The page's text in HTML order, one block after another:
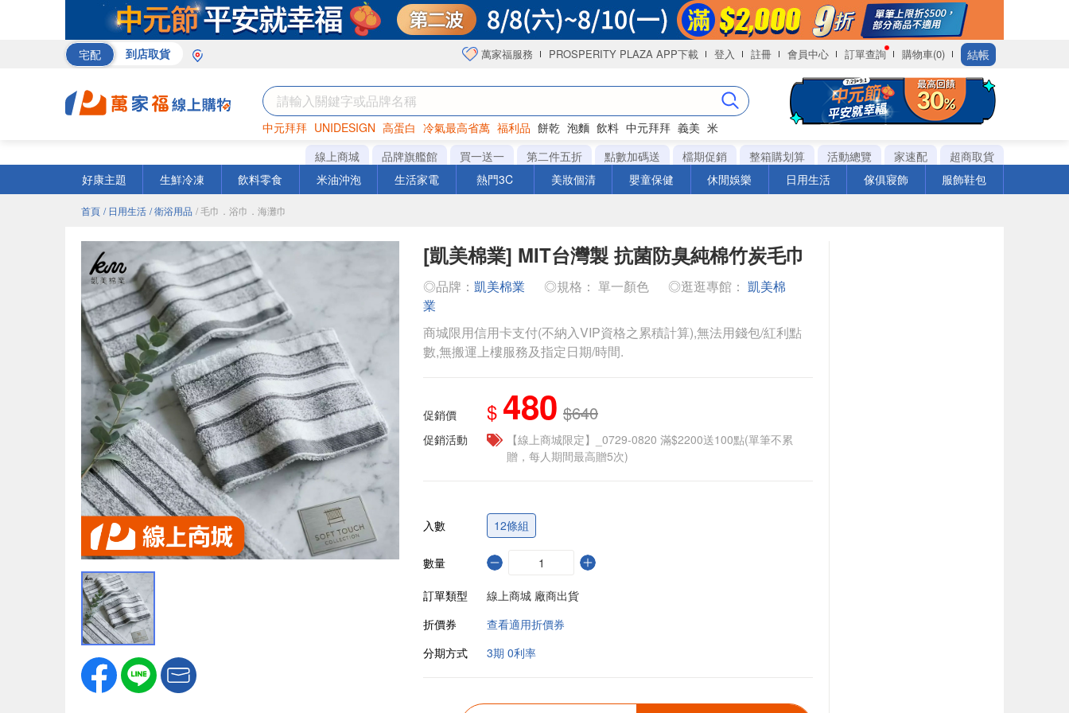
宅配 到店取貨 萬家福服務 PROSPERITY PLAZA APP下載 登入 註冊 會員中心 訂單查詢 購物車(0) 結帳
中元拜拜 UNIDESIGN 高蛋白 冷氣最高省萬 福利品 餅乾 泡麵 飲料 中元拜拜 義美 米
罐頭 咖啡 海苔
線上商城 品牌旗艦館 買一送一 第二件五折 點數加碼送 檔期促銷 整箱購划算 活動總覽 家速配
超商取貨
好康主題
生鮮冷凍 飲料零食 米油沖泡 生活家電 熱門3C 美妝個清 嬰童保健 休閒娛樂 日用生活 傢俱寢飾 服飾鞋包
首頁 / 日用生活 / 衛浴用品 / 毛巾．浴巾．海灘巾
[凱美棉業] MIT台灣製 抗菌防臭純棉竹炭毛巾
◎品牌： 凱美棉業 ◎規格： 單一顏色 ◎逛逛專館： 凱美棉
業
商城限用信用卡支付(不納入VIP資格之累積計算),無法用錢包/紅利點
數,無搬運上樓服務及指定日期/時間.
促銷價 $ 480 $640
促銷活動
【線上商城限定】_0729-0820 滿$2200送100點(單筆不累
贈，每人期間最高贈5次)
入數 12條組
數量
訂單類型
線上商城 廠商出貨
折價券
查看適用折價券
分期方式
3期 0利率